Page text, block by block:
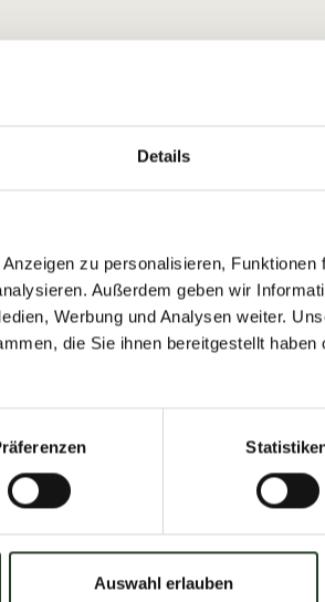
Details
zu personalisieren,
Außerdem geben wir
Werbung und Analysen weiter.
die Sie ihnen bereitgestellt
Auswahl erlauben
Tourist Office Viehhofen
Dorfplatz 1, A-5752 Viehhofen
Tel.: +43 6542 685 59